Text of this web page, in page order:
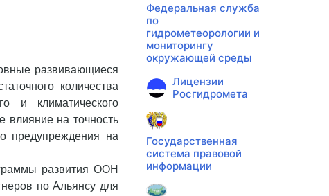
развивающиеся
количества
и климатического
влияние на точность
предупреждения на
развития ООН
по Альянсу для
Федеральная служба
по
гидрометеорологии и
мониторингу
окружающей среды
Лицензии
Росгидромета
Государственная
система правовой
информации